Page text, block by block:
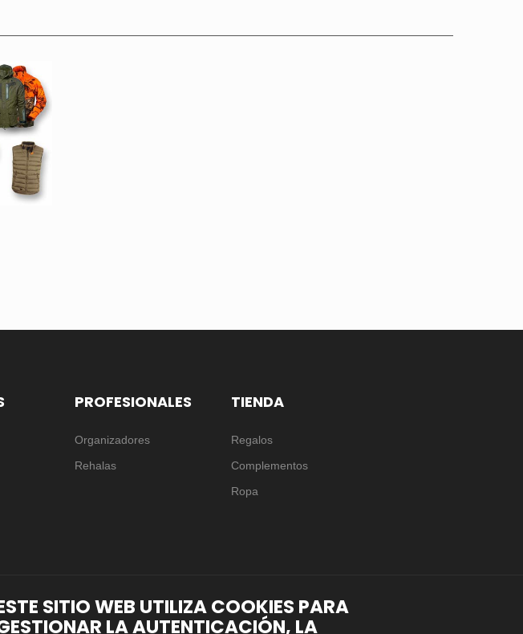
PROFESIONALES
Organizadores
Rehalas
TIENDA
Regalos
Complementos
Ropa
SITIO WEB UTILIZA COOKIES PARA
LA AUTENTICACIÓN, LA